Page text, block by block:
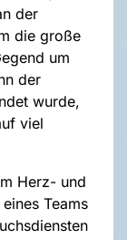
der
die große
um
der
wurde,
viel
Herz- und
Teams